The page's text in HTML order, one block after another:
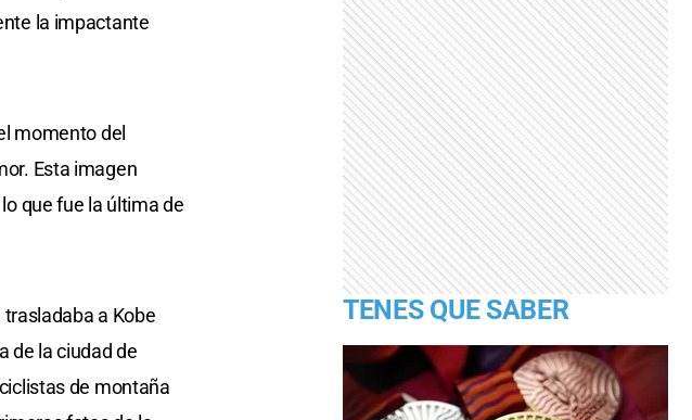
la impactante
momento del
Esta imagen
que fue la última de
a Kobe
de la ciudad de
de montaña
TENES QUE SABER